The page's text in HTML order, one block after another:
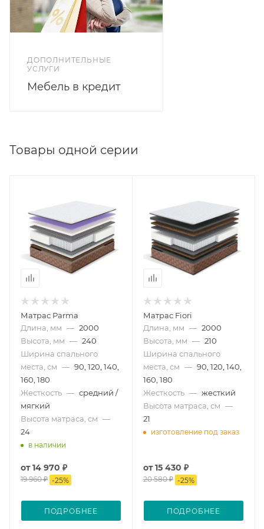
который обладает высокой жесткостью и
прочностью.
НПБ 500 пружин на спальное место
ДОПОЛНИТЕЛЬНЫЕ
УСЛУГИ
Мебель в кредит
Товары одной серии
Матрас Parma
Длина, мм — 2000
Высота, мм — 240
Ширина спального
места, см — 90, 120, 140,
160, 180
Жесткость — средний /
мягкий
Высота матраса, см —
24
в наличии
от14 970 ₽
19 960 ₽ -25%
ПОДРОБНЕЕ
Матрас Fiori
Длина, мм — 2000
Высота, мм — 210
Ширина спального
места, см — 90, 120, 140,
160, 180
Жесткость — жесткий
Высота матраса, см —
21
изготовление под заказ
от15 430 ₽
20 580 ₽ -25%
ПОДРОБНЕЕ